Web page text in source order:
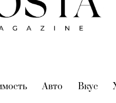
(current)
Авто (current)
Вкус